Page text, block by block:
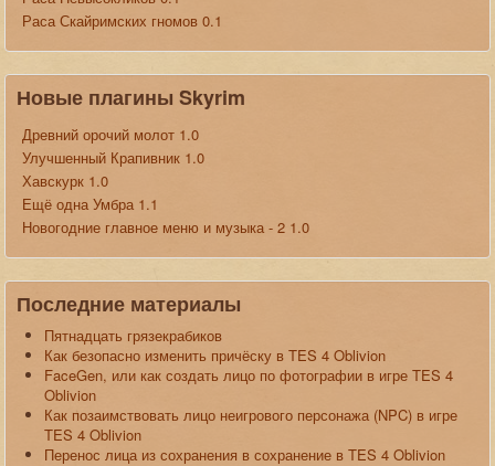
Раса Скайримских гномов 0.1
Новые плагины Skyrim
Древний орочий молот 1.0
Улучшенный Крапивник 1.0
Хавскурк 1.0
Ещё одна Умбра 1.1
Новогодние главное меню и музыка - 2 1.0
Последние материалы
Пятнадцать грязекрабиков
Как безопасно изменить причёску в TES 4 Oblivion
FaceGen, или как создать лицо по фотографии в игре TES 4
Oblivion
Как позаимствовать лицо неигрового персонажа (NPC) в игре
TES 4 Oblivion
Перенос лица из сохранения в сохранение в TES 4 Oblivion